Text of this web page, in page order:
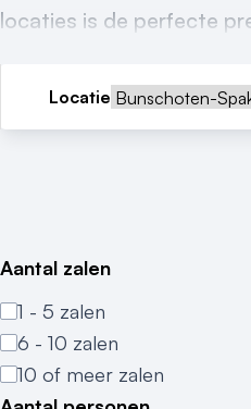
locaties is de perfecte
Locatie
Aantal zalen
1 - 5 zalen
6 - 10 zalen
10 of meer zalen